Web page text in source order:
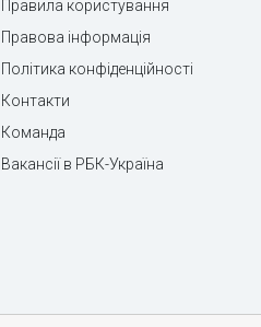
Правила користування
Правова інформація
Політика конфіденційності
Контакти
Команда
Вакансії в РБК-Україна